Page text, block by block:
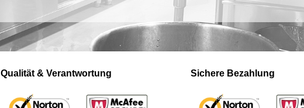
Qualität & Verantwortung Sichere Bezahlung